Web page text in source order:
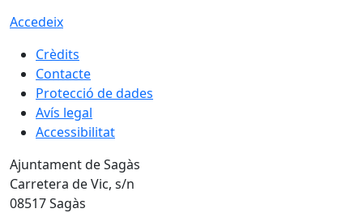
Accedeix
Crèdits
Contacte
Protecció de dades
Avís legal
Accessibilitat
Ajuntament de Sagàs
Carretera de Vic, s/n
08517 Sagàs